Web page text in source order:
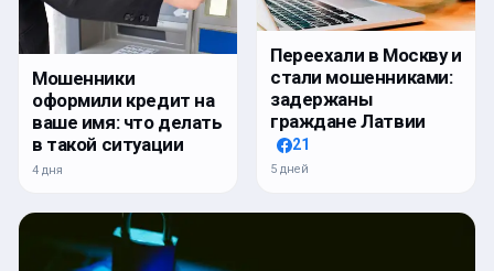
Мошенники
оформили кредит на
ваше имя: что делать
в такой ситуации
4 дня
Переехали в Москву и
стали мошенниками:
задержаны
граждане Латвии
21
5 дней